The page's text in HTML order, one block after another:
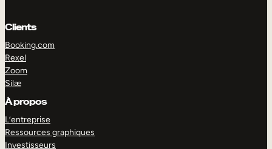
Clients
Booking.com
Rexel
Zoom
Silæ
À propos
L’entreprise
Ressources graphiques
Investisseurs